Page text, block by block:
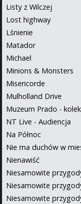
Listy z Wilczej
Lost highway
Lśnienie
Matador
Michael
Minions & Monsters
Misericorde
Mulholland Drive
Muzeum Prado -
NT Live - Audiencja
Na Północ
Nie ma duchów w
Nienawiść
Niesamowite
Niesamowite
Niesamowite